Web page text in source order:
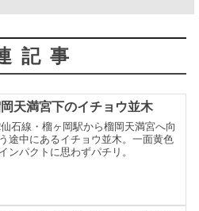
記事
天満宮下のイチョウ並木
石線・榴ヶ岡駅から榴岡天満宮へ向
途中にあるイチョウ並木。一面黄色
ンパクトに思わずパチリ。